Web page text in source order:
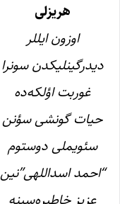
هریزلی
اوزون ایللر
دیدرگینلیکدن سونرا
غوربت اؤلکه‌ده
حیات گونشی سؤنن
سئویملی دوستوم
“احمد اسداللهی”نین